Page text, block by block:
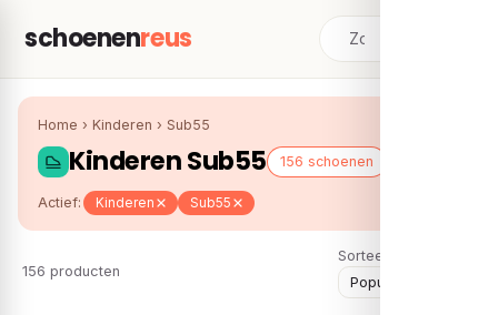
schoenenreus
Home › Kinderen › Sub55
Kinderen Sub55 156 schoenen
Actief: Kinderen Sub55
156 producten
Sorteer: